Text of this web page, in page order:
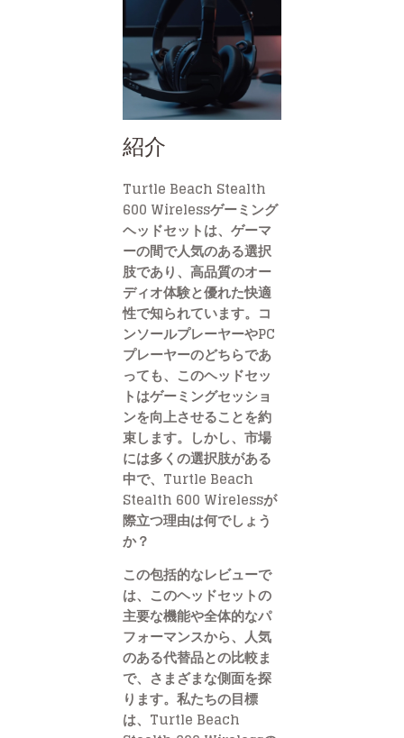
紹介
Turtle Beach Stealth
600 Wirelessゲーミング
ヘッドセットは、ゲーマ
ーの間で人気のある選択
肢であり、高品質のオー
ディオ体験と優れた快適
性で知られています。コ
ンソールプレーヤーやPC
プレーヤーのどちらであ
っても、このヘッドセッ
トはゲーミングセッショ
ンを向上させることを約
束します。しかし、市場
には多くの選択肢がある
中で、Turtle Beach
Stealth 600 Wirelessが
際立つ理由は何でしょう
か？
この包括的なレビューで
は、このヘッドセットの
主要な機能や全体的なパ
フォーマンスから、人気
のある代替品との比較ま
で、さまざまな側面を探
ります。私たちの目標
は、Turtle Beach